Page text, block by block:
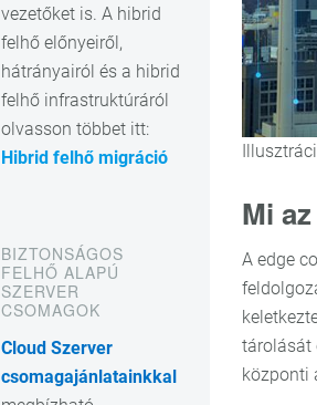
Mi
A edge
tárolását
központi
vezetőket is. A hibrid
felhő előnyeiről,
hátrányairól és a hibrid
felhő infrastruktúráról
olvasson többet itt:
Hibrid felhő migráció
BIZTONSÁGOS
FELHŐ ALAPÚ
SZERVER
CSOMAGOK
Cloud Szerver
csomagajánlatainkkal